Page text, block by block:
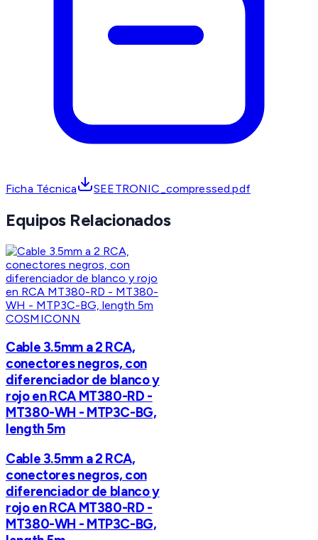
Ficha Técnica SEETRONIC_compressed.pdf
Equipos Relacionados
COSMICONN
Cable 3.5mm a 2 RCA,
conectores negros, con
diferenciador de blanco y
rojo en RCA MT380-RD -
MT380-WH - MTP3C-BG,
length 5m
Cable 3.5mm a 2 RCA,
conectores negros, con
diferenciador de blanco y
rojo en RCA MT380-RD -
MT380-WH - MTP3C-BG,